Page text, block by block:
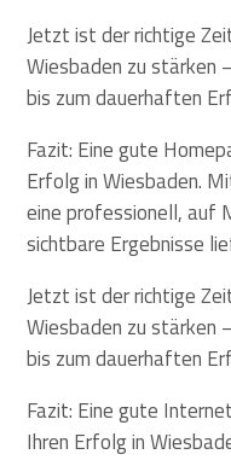
Jetzt ist der richtige
Wiesbaden zu stärken
bis zum dauerhaften
Fazit: Eine gute
Erfolg in Wiesbaden.
eine professionell, auf
sichtbare Ergebnisse
Jetzt ist der richtige
Wiesbaden zu stärken
bis zum dauerhaften
Fazit: Eine gute
Ihren Erfolg in